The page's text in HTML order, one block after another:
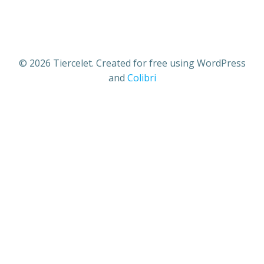
© 2026 Tiercelet. Created for free using WordPress
and Colibri